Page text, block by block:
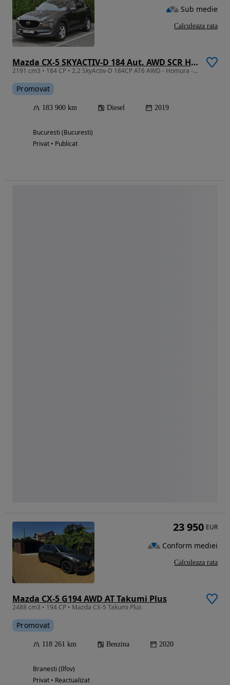
Mazda CX-5 SKYACTIV-D 184 Aut. AWD SCR HOMURA
2191 cm3 • 184 CP • 2.2 SkyActiv-D 184CP AT6 AWD - Homura - Unic proprietar - Ireproșabilă
Promovat
183 900 km Diesel 2019
Bucuresti (Bucuresti)
Privat • Publicat
Sub medie
Calculeaza rata
Mazda CX-5 G194 AWD AT Takumi Plus
2488 cm3 • 194 CP • Mazda CX-5 Takumi Plus
Promovat
118 261 km Benzina 2020
Branesti (Ilfov)
Privat • Reactualizat
23 950 EUR
Conform mediei
Calculeaza rata